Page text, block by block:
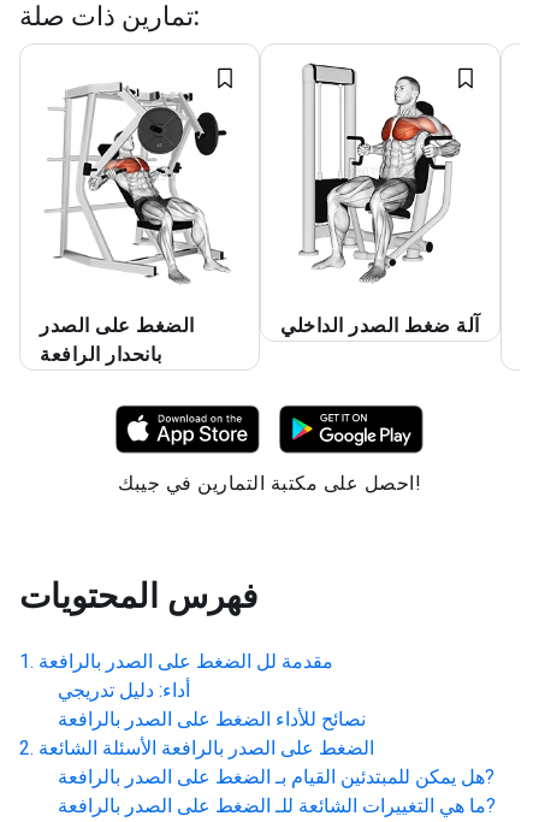
تمارين ذات صلة:
الضغط على الصدر
بانحدار الرافعة
آلة ضغط الصدر الداخلي
احصل على مكتبة التمارين في جيبك!
فهرس المحتويات
مقدمة لل الضغط على الصدر بالرافعة
أداء: دليل تدريجي
نصائح للأداء الضغط على الصدر بالرافعة
الضغط على الصدر بالرافعة الأسئلة الشائعة
هل يمكن للمبتدئين القيام بـ الضغط على الصدر بالرافعة
?
ما هي التغييرات الشائعة للـ الضغط على الصدر بالرافعة
?